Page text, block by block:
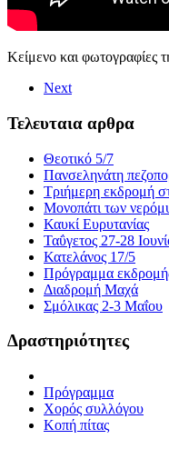
Κείμενο και φωτογραφίες
Next
Τελευταια αρθρα
Θεοτικό 5/7
Πανσεληνάτη
Τριήμερη εκδρομή
Μονοπάτι των
Καυκί Ευρυτανίας
Ταΰγετος 27-28
Κατελάνος 17/5
Πρόγραμμα
Διαδρομή Μαχά
Σμόλικας 2-3 Μαΐου
Δραστηριότητες
Πρόγραμμα
Χορός συλλόγου
Κοπή πίτας